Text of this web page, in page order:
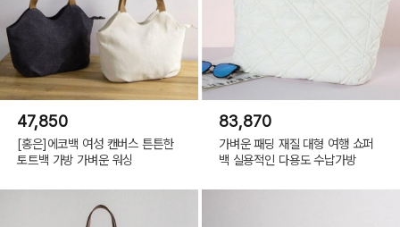
47,850
[홍은]에코백 여성 캔버스 튼튼한
토트백 가방 가벼운 워싱
83,870
가벼운 패딩 재질 대형 여행 쇼퍼
백 실용적인 다용도 수납가방